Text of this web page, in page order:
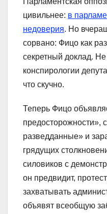
цивильнее: в
недоверия. Но
сорвано: Фицо как
секретный доклад.
конспирологии
что скучно.
Теперь Фицо
предосторожности»,
разведданные» и
грядущих
силовиков с
он предвидит,
захватывать
объявят всеобщую